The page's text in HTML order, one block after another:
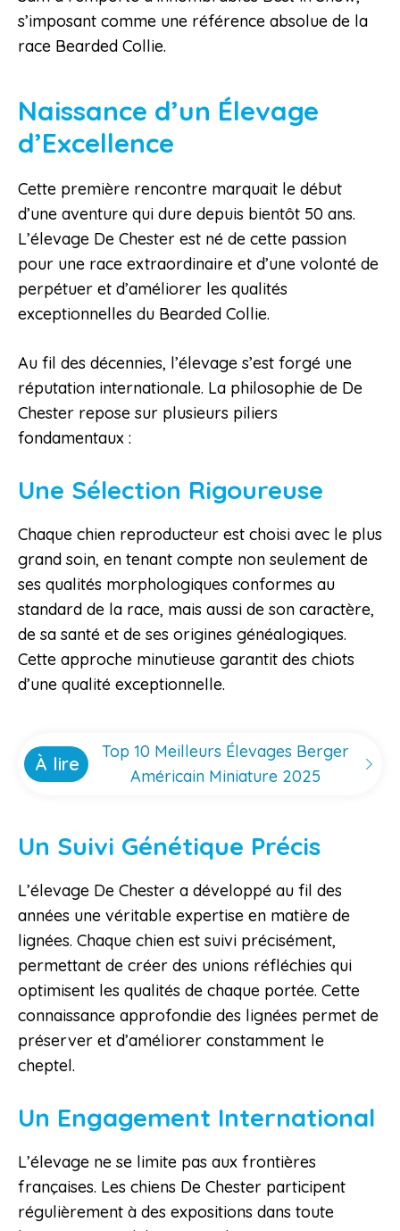
s’imposant comme une référence absolue de la
race Bearded Collie.
Naissance d’un Élevage
d’Excellence
Cette première rencontre marquait le début
d’une aventure qui dure depuis bientôt 50 ans.
L’élevage De Chester est né de cette passion
pour une race extraordinaire et d’une volonté de
perpétuer et d’améliorer les qualités
exceptionnelles du Bearded Collie.
Au fil des décennies, l’élevage s’est forgé une
réputation internationale. La philosophie de De
Chester repose sur plusieurs piliers
fondamentaux :
Une Sélection Rigoureuse
Chaque chien reproducteur est choisi avec le plus
grand soin, en tenant compte non seulement de
ses qualités morphologiques conformes au
standard de la race, mais aussi de son caractère,
de sa santé et de ses origines généalogiques.
Cette approche minutieuse garantit des chiots
d’une qualité exceptionnelle.
À lire
Top 10 Meilleurs Élevages Berger
Américain Miniature 2025
Un Suivi Génétique Précis
L’élevage De Chester a développé au fil des
années une véritable expertise en matière de
lignées. Chaque chien est suivi précisément,
permettant de créer des unions réfléchies qui
optimisent les qualités de chaque portée. Cette
connaissance approfondie des lignées permet de
préserver et d’améliorer constamment le
cheptel.
Un Engagement International
L’élevage ne se limite pas aux frontières
françaises. Les chiens De Chester participent
régulièrement à des expositions dans toute